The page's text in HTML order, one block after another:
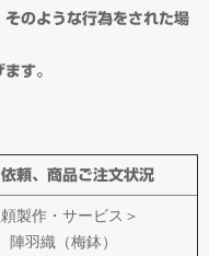
のような行為をされた場
す。
頼、商品ご注文状況
製作・サービス＞
羽織（梅鉢）